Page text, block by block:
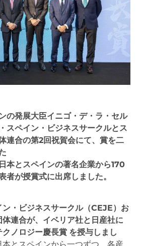
の発展大臣イニゴ・デ・ラ・セル
スペイン・ビジネスサークルとス
連合の第2回祝賀会にて、賞を二
本とスペインの著名企業から170
者が授賞式に出席しました。
ン・ビジネスサークル（CEJE）お
連合が、イベリア社と日産社に
ノロジー慶長賞 を授与しまし